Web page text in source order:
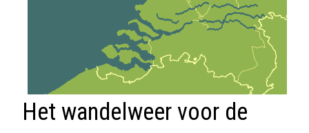
Het wandelweer voor de